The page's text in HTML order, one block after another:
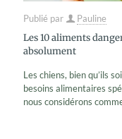
Publié par Pauline
Les 10 aliments
absolument
Les chiens, bien qu’ils
besoins alimentaires
nous considérons